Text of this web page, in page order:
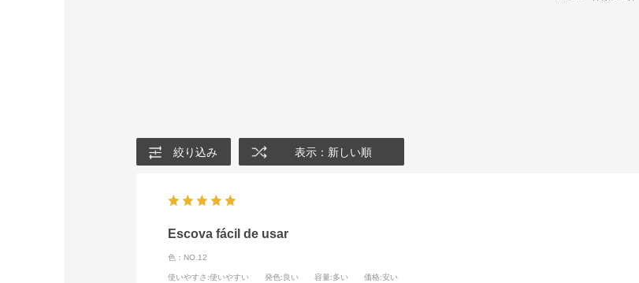
絞り込み 表示：新しい順
Escova fácil de usar
色：NO.12
使いやすさ :使いやすい 発色:良い 容量:多い 価格:安い